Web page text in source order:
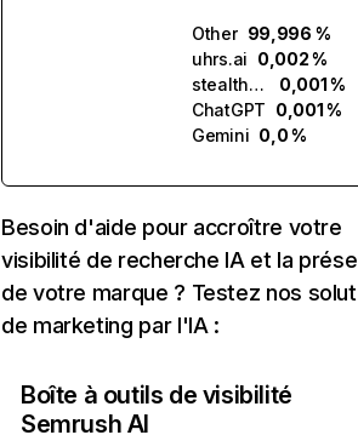
Other 99,996 %
uhrs.ai 0,002 %
stealthwriter.ai
0,001 %
ChatGPT 0,001 %
Gemini 0,0 %
Besoin d'aide pour accroître votre
visibilité de recherche IA et la
de votre marque ? Testez nos
de marketing par l'IA :
Boîte à outils de visibilité
Semrush AI